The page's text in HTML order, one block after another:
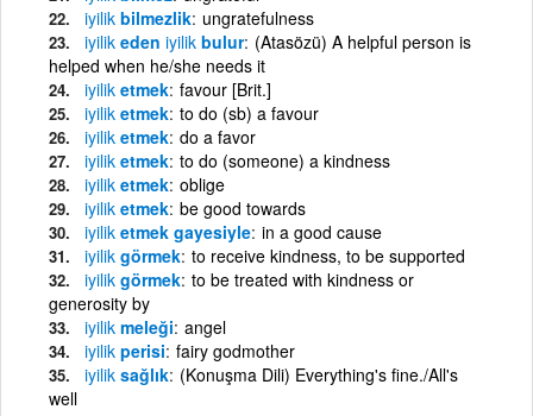
iyilik bilmezlik ungratefulness
iyilik eden iyilik bulur (Atasözü) A helpful person is
helped when he/she needs it
iyilik etmek favour [Brit.]
iyilik etmek to do (sb) a favour
iyilik etmek do a favor
iyilik etmek to do (someone) a kindness
iyilik etmek oblige
iyilik etmek be good towards
iyilik etmek gayesiyle in a good cause
iyilik görmek to receive kindness, to be supported
iyilik görmek to be treated with kindness or
generosity by
iyilik meleği angel
iyilik perisi fairy godmother
iyilik sağlık (Konuşma Dili) Everything's fine./All's
well